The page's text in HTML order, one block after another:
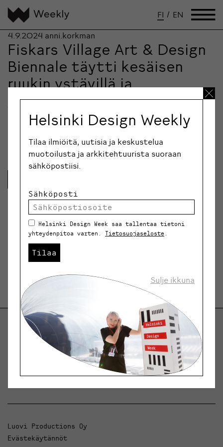
FI / EN
4.9.2024 anni.korkman
Fiskars Village Art & Design
Biennale täytti kesäisen
ruukin ystävillä ja
yllätysvierailla
Kolmatta kertaa järjestetty Fiskars Village Art &
Design Biennale päättyi sunnuntaina. Biennaali
avattiin alkukesällä ennen…
Helsinki Design Weekly.
Keskustelua, uutisia ja ilmiöitä muotoilusta ja
arkkitehtuurista.
Luovi Productions Oy
Evästekäytännöt
Helsinki Design Weekly
Tilaa ilmiöitä, uutisia ja keskustelua
muotoilusta ja arkkitehtuurista suoraan
sähköpostiisi.
Sähköposti
Helsinki Design Week saa tallentaa tietoni
yhteydenpitoa varten. Tietosuojaseloste
Tilaa
Sulje ikkuna